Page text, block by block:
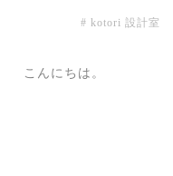
kotori 設計室
こんにちは。